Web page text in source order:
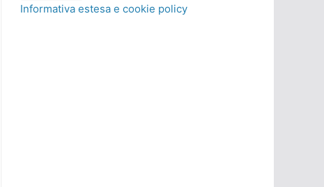
Informativa estesa e cookie policy